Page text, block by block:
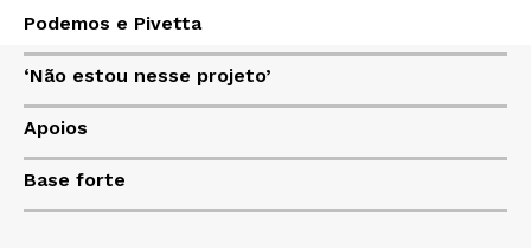
POLÍTICA
POLÍCIA
Podemos e Pivetta
‘Não estou nesse projeto’
Apoios
Base forte